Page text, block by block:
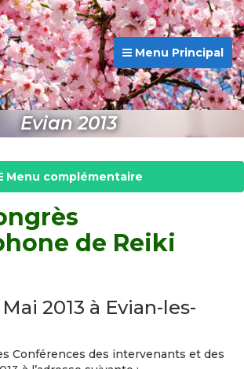
Menu Principal
Evian 2013
Menu complémentaire
de Reiki
2013 à Evian-les-
Conférences des intervenants et des